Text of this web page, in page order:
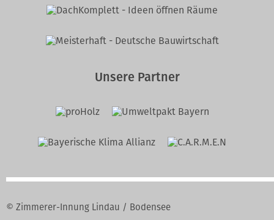
Unsere Partner
© Zimmerer-Innung Lindau / Bodensee